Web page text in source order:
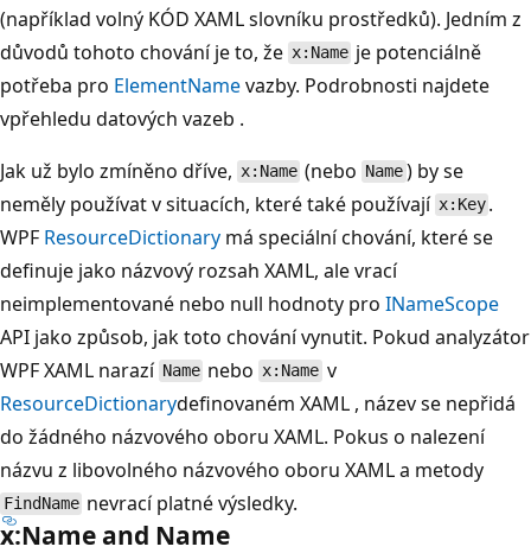
(například volný KÓD XAML slovníku prostředků). Jedním z
důvodů tohoto chování je to, že x:Name je potenciálně
potřeba pro ElementNamevazby. Podrobnosti najdete
vpřehledu datových vazeb .
Jak už bylo zmíněno dříve, x:Name (nebo Name) by se
neměly používat v situacích, které také používají x:Key .
WPF ResourceDictionary má speciální chování, které se
definuje jako názvový rozsah XAML, ale vrací
neimplementované nebo null hodnoty pro INameScope
API jako způsob, jak toto chování vynutit. Pokud analyzátor
WPF XAML narazí Name nebo x:Name v
ResourceDictionarydefinovaném XAML , název se nepřidá
do žádného názvového oboru XAML. Pokus o nalezení
názvu z libovolného názvového oboru XAML a metody
FindName nevrací platné výsledky.
x:Name and Name